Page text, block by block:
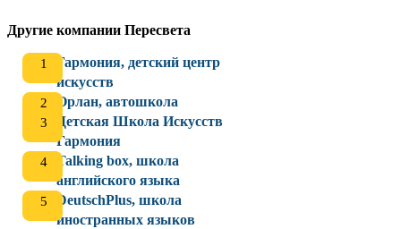
Другие компании Пересвета
Гармония, детский центр
искусств
Орлан, автошкола
Детская Школа Искусств
Гармония
Talking box, школа
английского языка
DeutschPlus, школа
иностранных языков